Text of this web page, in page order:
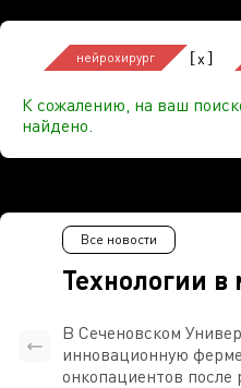
нейрохирург [x]
К сожалению, на ваш
найдено.
Технологии
Все новости
В Сеченовском
инновационную
онкопациентов после